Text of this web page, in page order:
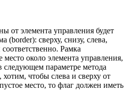
от элемента управления будет
(border): сверху, снизу, слева,
Рамка
место около элемента управления,
следующем параметре метода
чтобы слева и сверху от
место, то флаг должен иметь